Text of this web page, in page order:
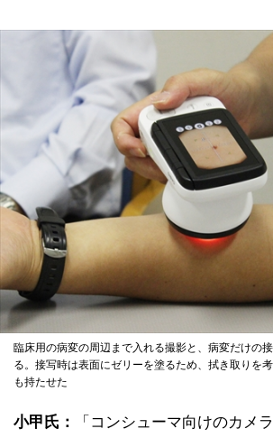
臨床用の病変の周辺まで入れる撮影と、病変だけの
る。接写時は表面にゼリーを塗るため、拭き取りを
も持たせた
小甲氏：
「コンシューマ向けのカメ